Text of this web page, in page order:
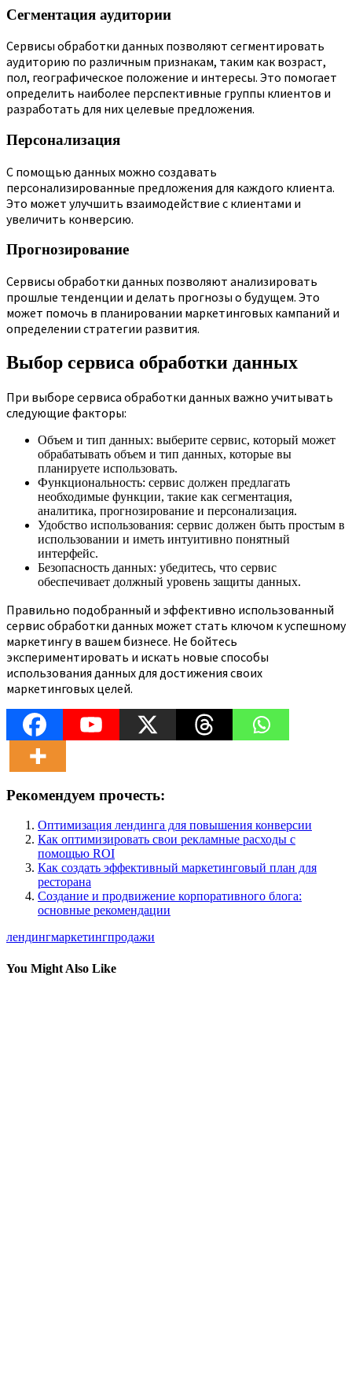
Сегментация аудитории
Сервисы обработки данных позволяют сегментировать
аудиторию по различным признакам, таким как возраст,
пол, географическое положение и интересы. Это помогает
определить наиболее перспективные группы клиентов и
разработать для них целевые предложения.
Персонализация
С помощью данных можно создавать
персонализированные предложения для каждого клиента.
Это может улучшить взаимодействие с клиентами и
увеличить конверсию.
Прогнозирование
Сервисы обработки данных позволяют анализировать
прошлые тенденции и делать прогнозы о будущем. Это
может помочь в планировании маркетинговых кампаний и
определении стратегии развития.
Выбор сервиса обработки данных
При выборе сервиса обработки данных важно учитывать
следующие факторы:
Объем и тип данных: выберите сервис, который может
обрабатывать объем и тип данных, которые вы
планируете использовать.
Функциональность: сервис должен предлагать
необходимые функции, такие как сегментация,
аналитика, прогнозирование и персонализация.
Удобство использования: сервис должен быть простым в
использовании и иметь интуитивно понятный
интерфейс.
Безопасность данных: убедитесь, что сервис
обеспечивает должный уровень защиты данных.
Правильно подобранный и эффективно использованный
сервис обработки данных может стать ключом к успешному
маркетингу в вашем бизнесе. Не бойтесь
экспериментировать и искать новые способы
использования данных для достижения своих
маркетинговых целей.
Рекомендуем прочесть:
Оптимизация лендинга для повышения конверсии
Как оптимизировать свои рекламные расходы с
помощью ROI
Как создать эффективный маркетинговый план для
ресторана
Создание и продвижение корпоративного блога:
основные рекомендации
лендингмаркетингпродажи
You Might Also Like